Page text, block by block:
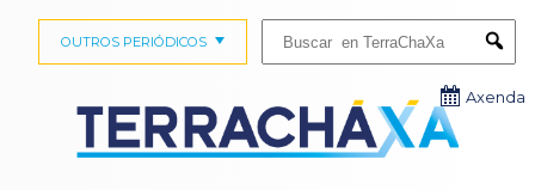
OUTROS PERIÓDICOS
Axenda